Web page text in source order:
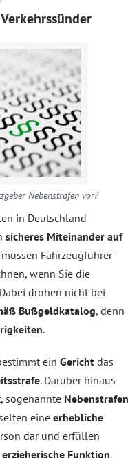
Nebenstrafen vor?
in Deutschland
sicheres Miteinander auf
Fahrzeugführer
wenn Sie die
drohen nicht bei
Bußgeldkatalog, denn
.
ein Gericht das
. Darüber hinaus
sogenannte Nebenstrafen
eine erhebliche
dar und erfüllen
erzieherische Funktion.